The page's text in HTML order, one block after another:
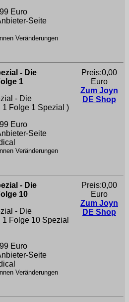
Euro
Seite
Veränderungen
- Die
1
- Die
1 Folge 1 Spezial )
Euro
Seite
Veränderungen
Preis:0,00
Euro
Zum Joyn
DE Shop
- Die
10
- Die
1 Folge 10 Spezial
Euro
Seite
Veränderungen
Preis:0,00
Euro
Zum Joyn
DE Shop